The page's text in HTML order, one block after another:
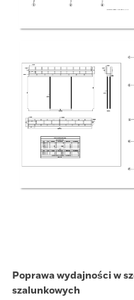
Poprawa wydajności w
szalunkowych